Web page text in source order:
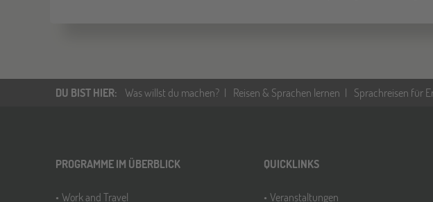
DU BIST HIER: Was willst du machen? Reisen & Sprachen lernen Sprachreisen für
PROGRAMME IM ÜBERBLICK
Work and Travel
QUICKLINKS
Veranstaltungen